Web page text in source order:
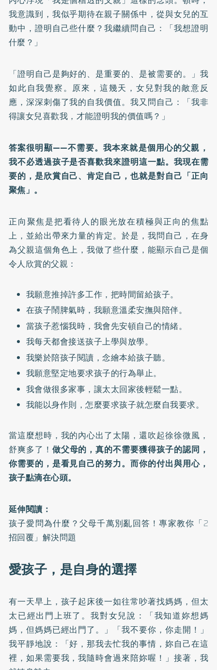
我意識到，我似乎期待在親子關係中，從與女兒的互
動中，證明自己些什麼？我繼續問自己：「我想證明
什麼？」
「證明自己是夠好的、是重要的、是被需要的。」我
如此自我覺察。原來，這幾天，女兒對我的敵意反
應，深深刺傷了我的自我價值。我又問自己：「我非
得讓女兒喜歡我，才能證明我的價值嗎？」
答案很明顯——不需要。我本來就是個用心的父親，
我不必透過孩子是否喜歡我來證明這一點。我現在需
要的，是欣賞自己、肯定自己，也就是對自己「正向
聚焦」。
正向聚焦是把看待人的眼光放在積極與正向的焦點
上，並給出帶來力量的肯定。於是，我問自己，在身
為父親這個角色上，我做了些什麼，能顯示自己是個
令人欣賞的父親：
我願意推掉許多工作，把時間留給孩子。
在孩子鬧脾氣時，我願意溫柔安撫與陪伴。
當孩子惹惱我時，我會先安頓自己的情緒。
我每天都會接送孩子上學與放學。
我樂於陪孩子閱讀，念繪本給孩子聽。
我願意堅定地要求孩子的行為舉止。
我會做很多家事，讓太太回家後輕鬆一點。
我能以身作則，怎麼要求孩子就怎麼自我要求。
當這麼想時，我的內心出了太陽，還吹起徐徐微風，
舒爽多了！ 做父母的，真的不需要獲得孩子的認同，
你需要的，是看見自己的努力。而你的付出與用心，
孩子點滴在心頭。
延伸閱讀：
孩子愛問為什麼？父母千萬別亂回答！專家教你「2
招回覆」解決問題
愛孩子，是自身的選擇
有一天早上，孩子起床後一如往常吵著找媽媽，但太
太已經出門上班了。我對女兒說：「我知道妳想媽
媽，但媽媽已經出門了。」「我不要你，你走開！」
我平靜地說：「好，那我去忙我的事情，妳自己在這
裡，如果需要我，我隨時會過來陪妳喔！」接著，我